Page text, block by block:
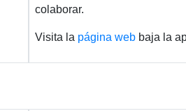
colaborar.
Visita la página web baja la